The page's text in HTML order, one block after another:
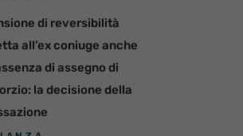
di reversibilità
all’ex coniuge anche
di assegno di
la decisione della